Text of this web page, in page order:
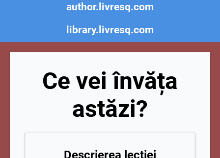
author.livresq.com
library.livresq.com
Ce vei învăța
astăzi?
Descrierea lecției